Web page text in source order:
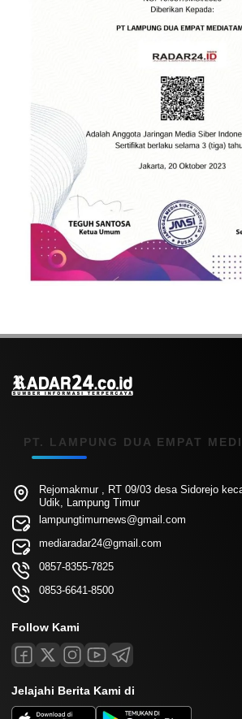
PT. LAMPUNG DUA EMPAT
Rejomakmur , RT 09/03 desa Sidorejo
Udik, Lampung Timur
lampungtimurnews@gmail.com
mediaradar24@gmail.com
0857-8355-7825
0853-6641-8500
Follow Kami
Jelajahi Berita Kami di